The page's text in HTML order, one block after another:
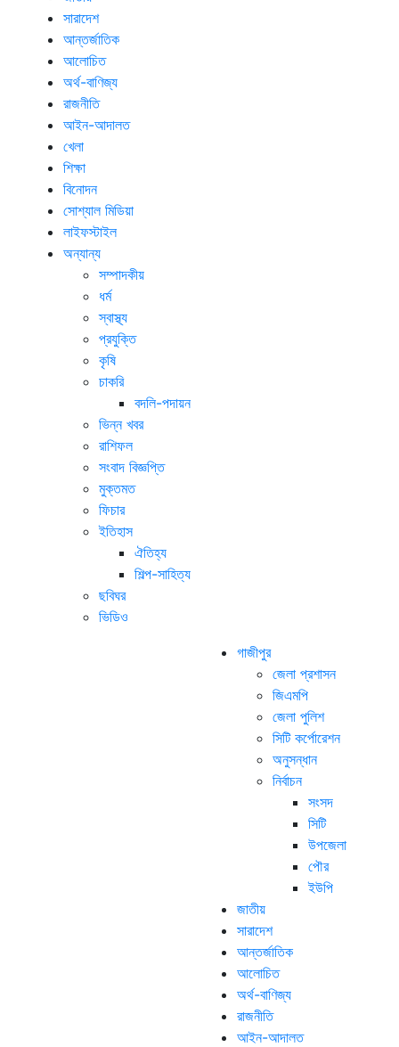
সারাদেশ
আন্তর্জাতিক
আলোচিত
অর্থ-বাণিজ্য
রাজনীতি
আইন-আদালত
খেলা
শিক্ষা
বিনোদন
সোশ্যাল মিডিয়া
লাইফস্টাইল
অন্যান্য
সম্পাদকীয়
ধর্ম
স্বাস্থ্য
প্রযুক্তি
কৃষি
চাকরি
বদলি-পদায়ন
ভিন্ন খবর
রাশিফল
সংবাদ বিজ্ঞপ্তি
মুক্তমত
ফিচার
ইতিহাস
ঐতিহ্য
শিল্প-সাহিত্য
ছবিঘর
ভিডিও
গাজীপুর
জেলা প্রশাসন
জিএমপি
জেলা পুলিশ
সিটি কর্পোরেশন
অনুসন্ধান
নির্বাচন
সংসদ
সিটি
উপজেলা
পৌর
ইউপি
জাতীয়
সারাদেশ
আন্তর্জাতিক
আলোচিত
অর্থ-বাণিজ্য
রাজনীতি
আইন-আদালত